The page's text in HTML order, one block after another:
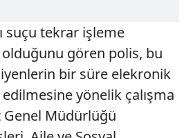
suçu tekrar işleme
olduğunu gören polis, bu
bir süre elekronik
yönelik çalışma
Genel Müdürlüğü